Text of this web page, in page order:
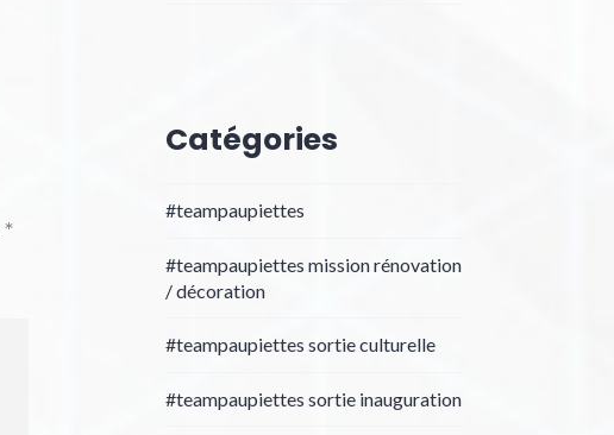
*
Catégories
#teampaupiettes
#teampaupiettes mission rénovation
/ décoration
#teampaupiettes sortie culturelle
#teampaupiettes sortie inauguration